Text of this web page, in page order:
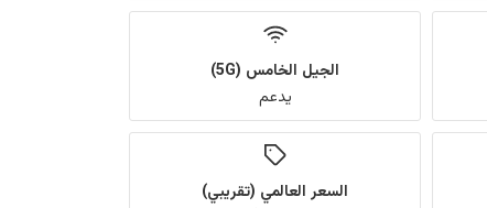
الجيل الخامس (5G)
يدعم
السعر العالمي (تقريبي)